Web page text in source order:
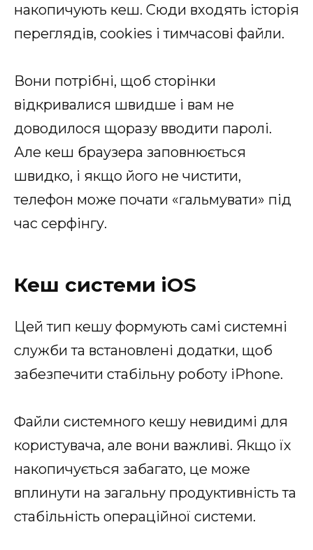
накопичують кеш. Сюди входять історія
переглядів, cookies і тимчасові файли.
Вони потрібні, щоб сторінки
відкривалися швидше і вам не
доводилося щоразу вводити паролі.
Але кеш браузера заповнюється
швидко, і якщо його не чистити,
телефон може почати «гальмувати» під
час серфінгу.
Кеш системи iOS
Цей тип кешу формують самі системні
служби та встановлені додатки, щоб
забезпечити стабільну роботу iPhone.
Файли системного кешу невидимі для
користувача, але вони важливі. Якщо їх
накопичується забагато, це може
вплинути на загальну продуктивність та
стабільність операційної системи.